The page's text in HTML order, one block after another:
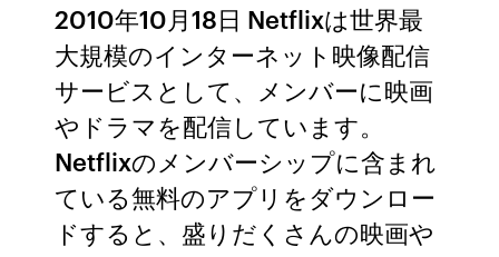
2010年10月18日 Netflixは世界最
大規模のインターネット映像配信
サービスとして、メンバーに映画
やドラマを配信しています。
Netflixのメンバーシップに含まれ
ている無料のアプリをダウンロー
ドすると、盛りだくさんの映画や